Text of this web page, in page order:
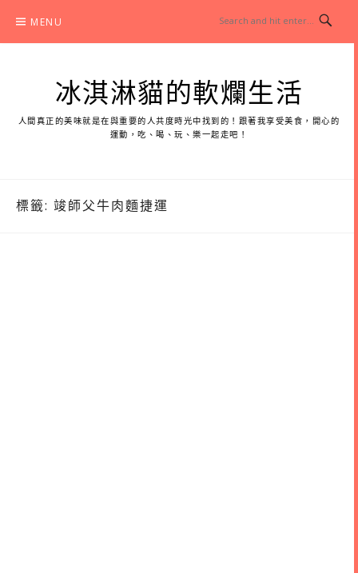
content
MENU
冰淇淋貓的軟爛生活
人間真正的美味就是在與重要的人共度時光中找到的！跟著我享受美食，開心的
運動，吃、喝、玩、樂一起走吧！
標籤: 竣師父牛肉麵捷運